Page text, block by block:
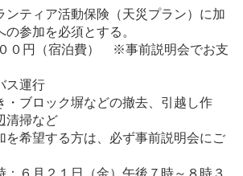
活動保険（天災プラン）に加
参加を必須とする。
００円（宿泊費） ※事前説明会でお支
ス運行
・ブロック塀などの撤去、引越し作
清掃など
を希望する方は、必ず事前説明会にご